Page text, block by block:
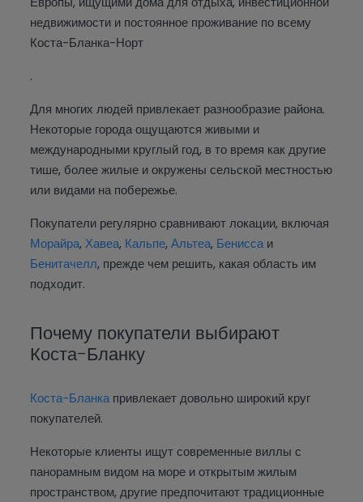
недвижимости и постоянное проживание по всему
Коста-Бланка-Норт
.
Для многих людей привлекает разнообразие района.
Некоторые города ощущаются живыми и
международными круглый год, в то время как другие
тише, более жилые и окружены сельской местностью
или видами на побережье.
Покупатели регулярно сравнивают локации, включая
Морайра,Хавеа, Кальпе,Альтеа, Бениссаи
Бенитачелл, прежде чем решить, какая область им
подходит.
Почему покупатели выбирают
Коста-Бланку
Коста-Бланкапривлекает довольно широкий круг
покупателей.
Некоторые клиенты ищут современные виллы с
панорамным видом на море и открытым жилым
пространством, другие предпочитают традиционные